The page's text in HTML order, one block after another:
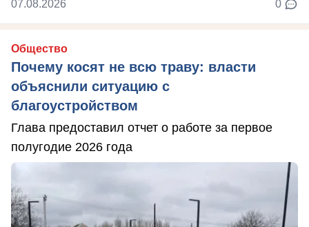
07.08.2026 0
Общество
Почему косят не всю траву: власти
объяснили ситуацию с
благоустройством
Глава предоставил отчет о работе за первое
полугодие 2026 года